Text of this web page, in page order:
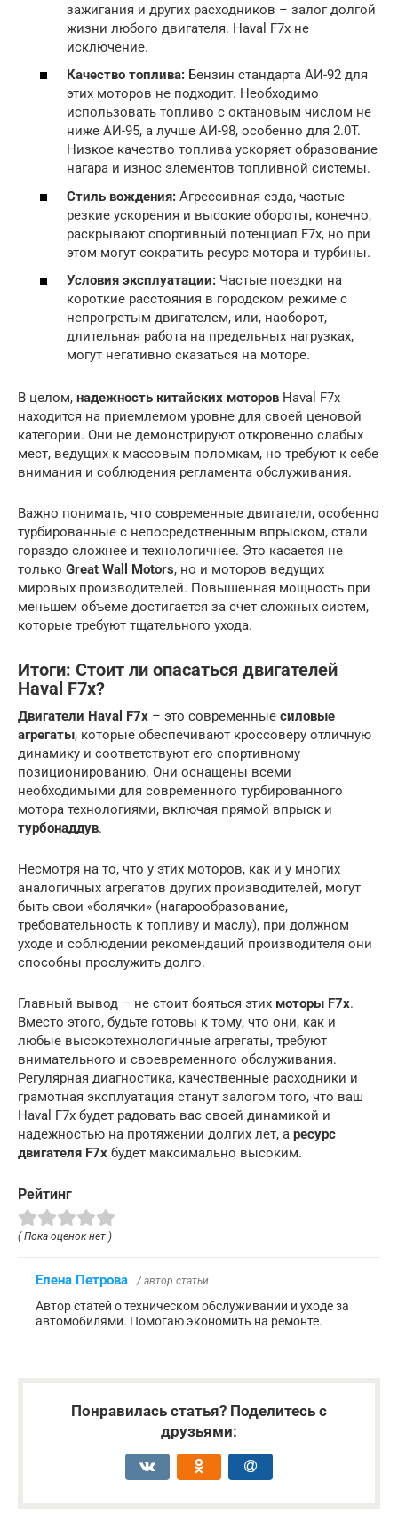
зажигания и других расходников – залог долгой
жизни любого двигателя. Haval F7x не
исключение.
Качество топлива: Бензин стандарта АИ-92 для
этих моторов не подходит. Необходимо
использовать топливо с октановым числом не
ниже АИ-95, а лучше АИ-98, особенно для 2.0T.
Низкое качество топлива ускоряет образование
нагара и износ элементов топливной системы.
Стиль вождения: Агрессивная езда, частые
резкие ускорения и высокие обороты, конечно,
раскрывают спортивный потенциал F7x, но при
этом могут сократить ресурс мотора и турбины.
Условия эксплуатации: Частые поездки на
короткие расстояния в городском режиме с
непрогретым двигателем, или, наоборот,
длительная работа на предельных нагрузках,
могут негативно сказаться на моторе.
В целом, надежность китайских моторов Haval F7x
находится на приемлемом уровне для своей ценовой
категории. Они не демонстрируют откровенно слабых
мест, ведущих к массовым поломкам, но требуют к себе
внимания и соблюдения регламента обслуживания.
Важно понимать, что современные двигатели, особенно
турбированные с непосредственным впрыском, стали
гораздо сложнее и технологичнее. Это касается не
только Great Wall Motors, но и моторов ведущих
мировых производителей. Повышенная мощность при
меньшем объеме достигается за счет сложных систем,
которые требуют тщательного ухода.
Итоги: Стоит ли опасаться двигателей
Haval F7x?
Двигатели Haval F7x – это современные силовые
агрегаты, которые обеспечивают кроссоверу отличную
динамику и соответствуют его спортивному
позиционированию. Они оснащены всеми
необходимыми для современного турбированного
мотора технологиями, включая прямой впрыск и
турбонаддув.
Несмотря на то, что у этих моторов, как и у многих
аналогичных агрегатов других производителей, могут
быть свои «болячки» (нагарообразование,
требовательность к топливу и маслу), при должном
уходе и соблюдении рекомендаций производителя они
способны прослужить долго.
Главный вывод – не стоит бояться этих моторы F7x.
Вместо этого, будьте готовы к тому, что они, как и
любые высокотехнологичные агрегаты, требуют
внимательного и своевременного обслуживания.
Регулярная диагностика, качественные расходники и
грамотная эксплуатация станут залогом того, что ваш
Haval F7x будет радовать вас своей динамикой и
надежностью на протяжении долгих лет, а ресурс
двигателя F7x будет максимально высоким.
Рейтинг
( Пока оценок нет )
Елена Петрова / автор статьи
Автор статей о техническом обслуживании и уходе за
автомобилями. Помогаю экономить на ремонте.
Понравилась статья? Поделитесь с
друзьями: